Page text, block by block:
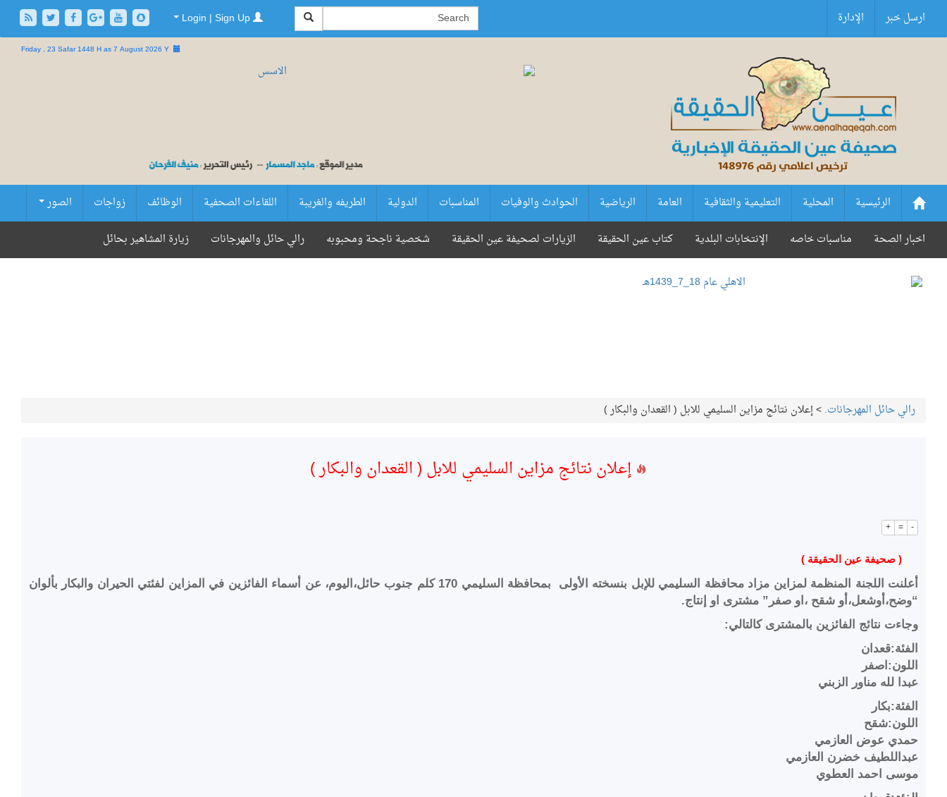
ارسل خبر الإدارة
Friday , 23 Safar 1448 H as7 August 2026 Y
الرئيسية المحلية التعليمية والثقافية العامة الرياضية الحوادث والوفيات المناسبات الدولية الطريفه والغريبة اللقاءات الصحفية الوظائف زواجات
الصور
زيارة المشاهير بحائل
رالي حائل والمهرجانات شخصية ناجحة ومحبوبه الزيارات لصحيفة عين الحقيقة كتاب عين الحقيقة الإنتخابات البلدية مناسبات خاصه اخبار الصحة
رالي حائل المهرجانات.>إعلان نتائج مزاين السليمي للابل ( القعدان والبكار )
إعلان نتائج مزاين السليمي للابل ( القعدان والبكار )
+ = -
( صحيفة عين الحقيقة )
أعلنت اللجنة المنظمة لمزاين مزاد محافظة السليمي للإبل بنسخته الأولى ‏‏ بمحافظة السليمي 170 كلم ‏جنوب حائل،اليوم، عن أسماء الفائزين في المزاين لفئتي الحيران والبكار بألوان
“وضح،أوشعل،أو شقح ،او صفر” مشترى او إنتاج.
وجاءت نتائج الفائزين بالمشترى كالتالي:
الفئة:قعدان
اللون:اصفر
عبدا لله مناور الزبني
الفئة:بكار
اللون:شقح
حمدي عوض العازمي
عبداللطيف خضرن العازمي
موسى احمد العطوي